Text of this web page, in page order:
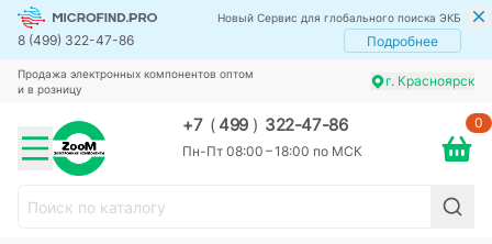
Новый Сервис для глобального поиска ЭКБ
8 (499) 322-47-86 Подробнее
Продажа электронных компонентов оптом
и в розницу
г. Красноярск
+7 (499 ) 322-47-86
Пн-Пт 08:00 – 18:00 по МСК
0